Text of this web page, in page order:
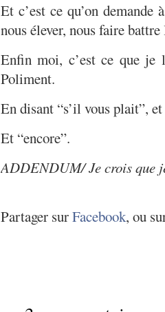
Et c’est ce qu’on
nous élever, nous faire
Enfin moi, c’est ce que je
Poliment.
En disant “s’il vous plait”,
Et “encore”.
ADDENDUM/ Je crois que
Partager surFacebook, ou